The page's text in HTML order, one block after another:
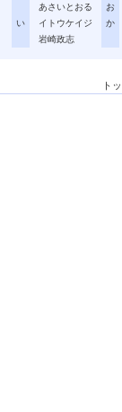
あさいとおる
い
イトウケイジ
岩崎政志
お
か
ト